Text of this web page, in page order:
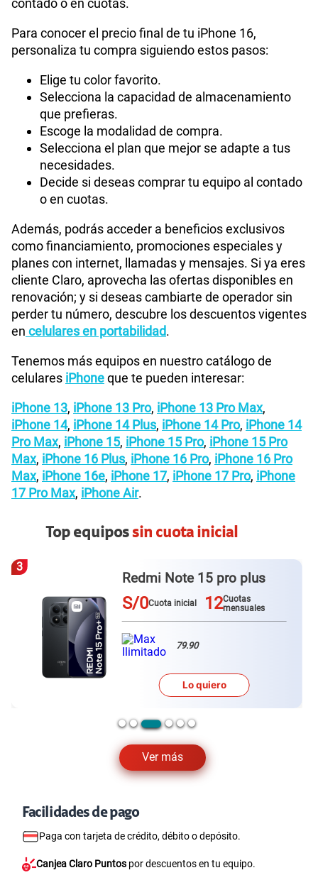
contado o en cuotas.
Para conocer el precio final de tu iPhone 16,
personaliza tu compra siguiendo estos pasos:
Elige tu color favorito.
Selecciona la capacidad de almacenamiento
que prefieras.
Escoge la modalidad de compra.
Selecciona el plan que mejor se adapte a tus
necesidades.
Decide si deseas comprar tu equipo al contado
o en cuotas.
Además, podrás acceder a beneficios exclusivos
como financiamiento, promociones especiales y
planes con internet, llamadas y mensajes. Si ya eres
cliente Claro, aprovecha las ofertas disponibles en
renovación; y si deseas cambiarte de operador sin
perder tu número, descubre los descuentos vigentes
en celulares en portabilidad.
Tenemos más equipos en nuestro catálogo de
celulares iPhoneque te pueden interesar:
iPhone 13, iPhone 13 Pro, iPhone 13 Pro Max,
iPhone 14, iPhone 14 Plus, iPhone 14 Pro, iPhone 14
Pro Max, iPhone 15, iPhone 15 Pro, iPhone 15 Pro
Max, iPhone 16 Plus, iPhone 16 Pro, iPhone 16 Pro
Max, iPhone 16e, iPhone 17, iPhone 17 Pro, iPhone
17 Pro Max, iPhone Air.
Top equipossin cuota inicial
Ver más
4
Redmi Note 15
S/0Cuota inicial 12Cuotas
mensuales
79.90
Lo quiero
Facilidades de pago
Paga con tarjeta de crédito, débito o depósito.
Canjea Claro Puntos por descuentos en tu equipo.